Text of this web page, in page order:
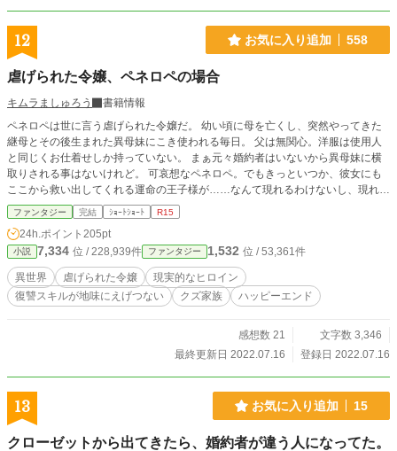
12 お気に入り追加 558
虐げられた令嬢、ペネロペの場合
キムラましゅろう
書籍情報
ペネロペは世に言う虐げられた令嬢だ。 幼い頃に母を亡くし、突然やってきた
継母とその後生まれた異母妹にこき使われる毎日。 父は無関心。洋服は使用人
と同じくお仕着せしか持っていない。 まぁ元々婚約者はいないから異母妹に横
取りされる事はないけれど。 可哀想なペネロペ。でもきっといつか、彼女にも
ここから救い出してくれる運命の王子様が……なんて現れるわけないし、現れな
くてもいいとペネロペは思っていた。何故なら彼女はちっとも困っていなかった
から。 １話完結のショートショートです。 虐げられた令嬢達も裏でちゃっかり
仕返しをしていて欲しい…… という願望から生まれたお話です。 ゆるゆる設定
なのでゆるゆるとお読みいただければ幸いです。 Ｒ15は念のため。
ファンタジー 完結 ｼｮｰﾄｼｮｰﾄ R15
24h.ポイント 205pt
小説 7,334 位 / 228,939件 ファンタジー 1,532 位 / 53,361件
異世界 虐げられた令嬢
現実的なヒロイン
復讐スキルが地味にえげつない
クズ家族 ハッピーエンド
感想数 21
文字数 3,346
最終更新日 2022.07.16
登録日 2022.07.16
13 お気に入り追加 15
クローゼットから出てきたら、婚約者が違う人になってた。